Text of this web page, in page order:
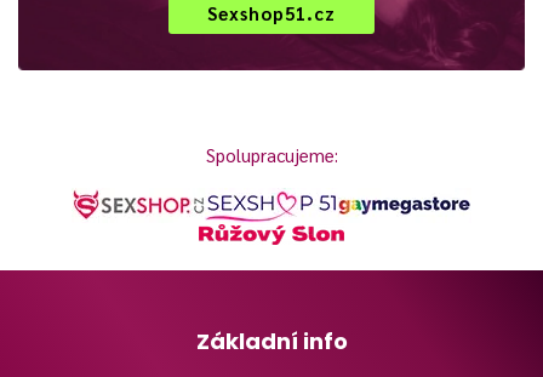
Sexshop51.cz
Spolupracujeme:
Základní info